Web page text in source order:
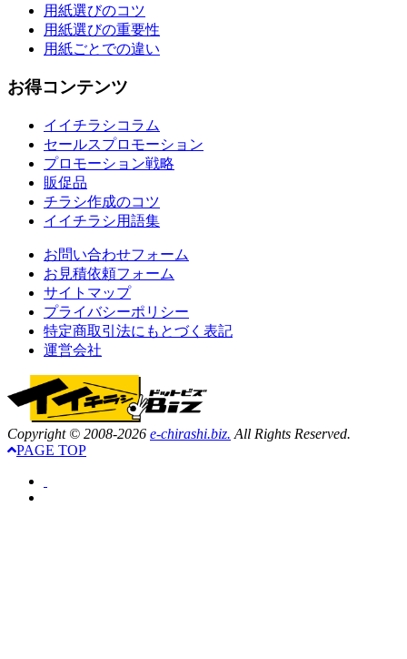
用紙選びのコツ
用紙選びの重要性
用紙ごとでの違い
お得コンテンツ
イイチラシコラム
セールスプロモーション
プロモーション戦略
販促品
チラシ作成のコツ
イイチラシ用語集
お問い合わせフォーム
お見積依頼フォーム
サイトマップ
プライバシーポリシー
特定商取引法にもとづく表記
運営会社
Copyright © 2008-2026 e-chirashi.biz. All Rights Reserved.
PAGE TOP